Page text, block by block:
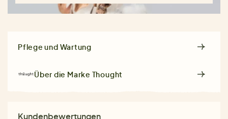
Pflege und Wartung
Über die Marke Thought
Kundenbewertungen